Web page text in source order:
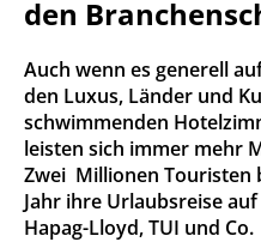
den
Auch wenn es generell
den Luxus, Länder und
schwimmenden
leisten sich immer mehr
Zwei Millionen Touristen
Jahr ihre Urlaubsreise
Hapag-Lloyd, TUI und Co.